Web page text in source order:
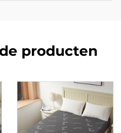
producten